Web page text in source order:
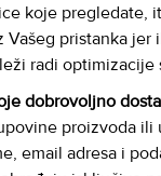
koje pregledate,
pristanka jer
radi optimizacije
dobrovoljno
proizvoda ili
email adresa i